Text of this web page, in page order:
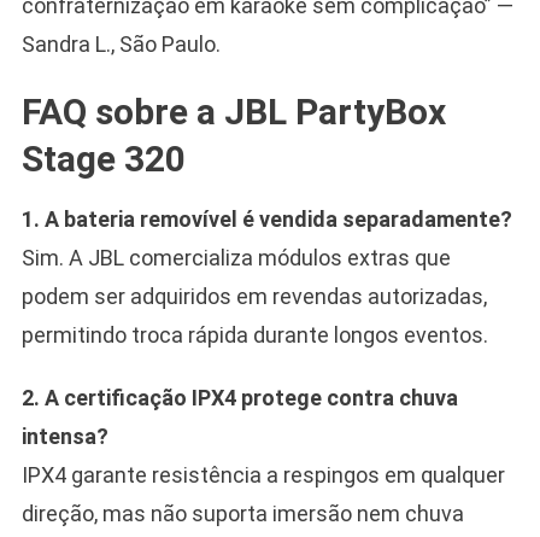
confraternização em karaokê sem complicação” —
Sandra L., São Paulo.
FAQ sobre a JBL PartyBox
Stage 320
1. A bateria removível é vendida separadamente?
Sim. A JBL comercializa módulos extras que
podem ser adquiridos em revendas autorizadas,
permitindo troca rápida durante longos eventos.
2. A certificação IPX4 protege contra chuva
intensa?
IPX4 garante resistência a respingos em qualquer
direção, mas não suporta imersão nem chuva